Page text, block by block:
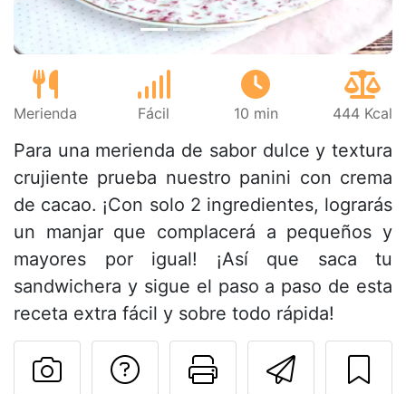
Merienda Fácil 10 min 444 Kcal
Para una merienda de sabor dulce y textura
crujiente prueba nuestro panini con crema
de cacao. ¡Con solo 2 ingredientes, lograrás
un manjar que complacerá a pequeños y
mayores por igual! ¡Así que saca tu
sandwichera y sigue el paso a paso de esta
receta extra fácil y sobre todo rápida!
Imprimir
Preguntar al autor